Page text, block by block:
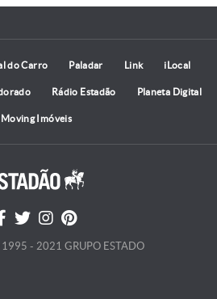
do Carro Paladar Link iLocal
Rádio Estadão Planeta Digital
Moving Imóveis
- 2021 GRUPO ESTADO